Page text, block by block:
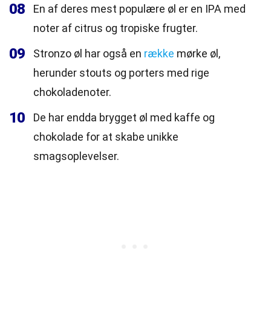
08
En af deres mest populære øl er en IPA med
noter af citrus og tropiske frugter.
09 Stronzo øl har også en række mørke øl,
herunder stouts og porters med rige
chokoladenoter.
10
De har endda brygget øl med kaffe og
chokolade for at skabe unikke
smagsoplevelser.